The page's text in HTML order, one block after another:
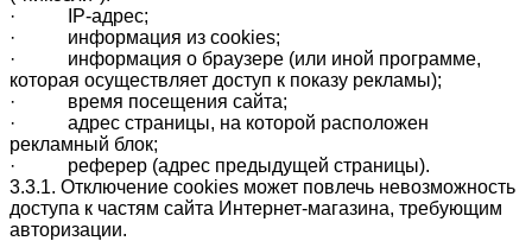
· IP-адрес;
· информация из cookies;
· информация о браузере (или иной программе,
которая осуществляет доступ к показу рекламы);
· время посещения сайта;
· адрес страницы, на которой расположен
рекламный блок;
· реферер (адрес предыдущей страницы).
3.3.1. Отключение cookies может повлечь невозможность
доступа к частям сайта Интернет-магазина, требующим
авторизации.